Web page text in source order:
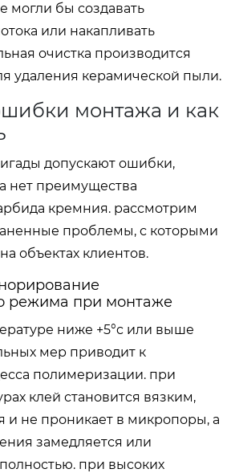
могли бы создавать
или накапливать
очистка производится
удаления керамической пыли.
монтажа и как
допускают ошибки,
нет преимущества
кремния. рассмотрим
проблемы, с которыми
объектах клиентов.
режима при монтаже
ниже +5°c или выше
мер приводит к
полимеризации. при
клей становится вязким,
и не проникает в микропоры, а
замедляется или
при высоких